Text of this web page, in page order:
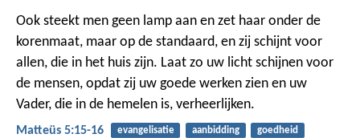
Ook steekt men geen lamp aan en zet haar onder de
korenmaat, maar op de standaard, en zij schijnt voor
allen, die in het huis zijn. Laat zo uw licht schijnen voor
de mensen, opdat zij uw goede werken zien en uw
Vader, die in de hemelen is, verheerlijken.
Matteüs 5:15-16 evangelisatie aanbidding goedheid